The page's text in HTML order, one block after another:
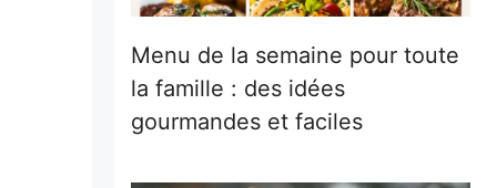
Menu de la semaine pour toute
la famille : des idées
gourmandes et faciles